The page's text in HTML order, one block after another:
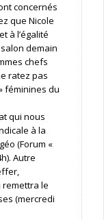
concernés
que Nicole
à l’égalité
demain
chefs
ratez pas
féminines du
qui nous
à la
(Forum «
Autre
remettra le
(mercredi